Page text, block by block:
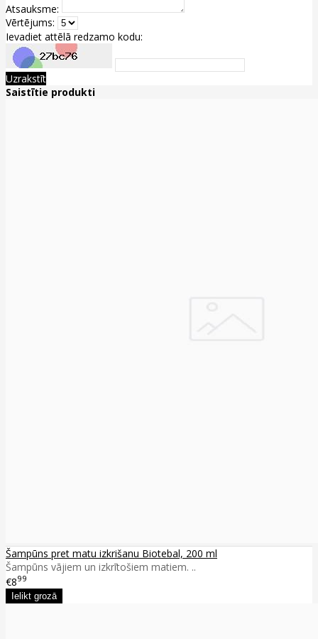
Atsauksme:
Vērtējums:
Ievadiet attēlā redzamo kodu:
Uzrakstīt
Saistītie produkti
Šampūns pret matu izkrišanu Biotebal, 200 ml
Šampūns vājiem un izkrītošiem matiem. ..
€899